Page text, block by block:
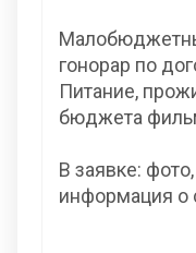
гонорар по
Питание,
бюджета
В заявке:
информация о